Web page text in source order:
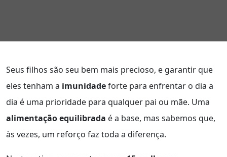
Seus filhos são seu bem mais precioso, e garantir que
eles tenham a imunidadeforte para enfrentar o dia a
dia é uma prioridade para qualquer pai ou mãe. Uma
alimentação equilibrada é a base, mas sabemos que,
às vezes, um reforço faz toda a diferença.